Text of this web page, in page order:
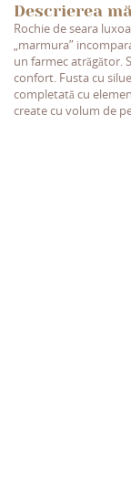
Descrierea
Rochie de seara
„marmura”
un farmec atrăgător.
confort. Fusta cu
completată cu
create cu volum de